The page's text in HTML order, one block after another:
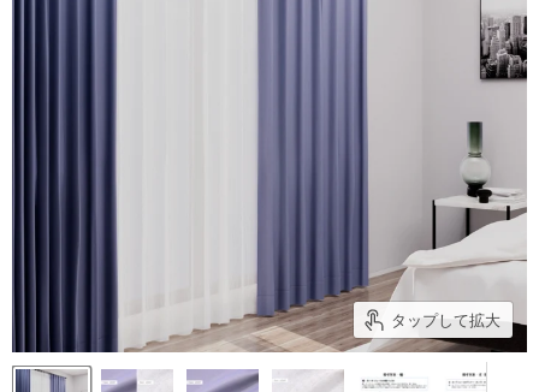
タップして拡大